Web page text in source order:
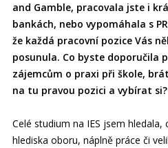
and Gamble, pracovala jste i
bankách, nebo vypomáhala s
že každá pracovní pozice Vás
posunula. Co byste doporučila
zájemcům o praxi při škole,
na tu pravou pozici a vybírat si?
Celé studium na IES jsem
hlediska oboru, náplně práce či